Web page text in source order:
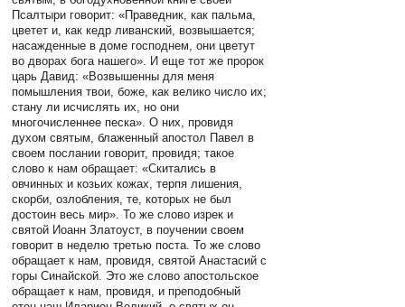
Псалтыри говорит: «Праведник, как пальма,
цветет и, как кедр ливанский, возвышается;
насажденные в доме господнем, они цветут
во дворах бога нашего». И еще тот же пророк
царь Давид: «Возвышенны для меня
помышления твои, боже, как велико число их;
стану ли исчислять их, но они
многочисленнее песка». О них, провидя
духом святым, блаженный апостол Павел в
своем послании говорит, провидя; такое
слово к нам обращает: «Скитались в
овчинных и козьих кожах, терпя лишения,
скорби, озлобления, те, которых не был
достоин весь мир». То же слово изрек и
святой Иоанн Златоуст, в поучении своем
говорит в неделю третью поста. То же слово
обращает к нам, провидя, святой Анастасий с
горы Синайской. Это же слово апостольское
обращает к нам, провидя, и преподобный